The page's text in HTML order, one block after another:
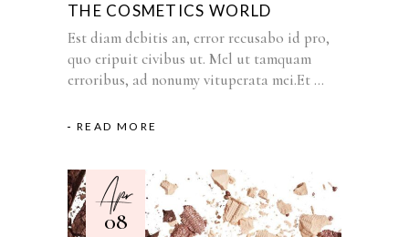
THE COSMETICS WORLD
Est diam debitis an, error recusabo id pro,
quo eripuit civibus ut. Mel ut tamquam
erroribus, ad nonumy vituperata mei.Et
READ MORE
Apr
08